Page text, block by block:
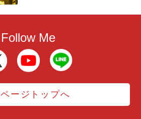
Follow Me
ページトップへ